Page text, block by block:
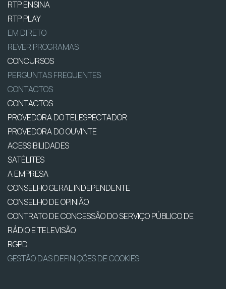
RTP ENSINA
RTP PLAY
EM DIRETO
REVER PROGRAMAS
CONCURSOS
PERGUNTAS FREQUENTES
CONTACTOS
CONTACTOS
PROVEDORA DO TELESPECTADOR
PROVEDORA DO OUVINTE
ACESSIBILIDADES
SATÉLITES
A EMPRESA
CONSELHO GERAL INDEPENDENTE
CONSELHO DE OPINIÃO
CONTRATO DE CONCESSÃO DO SERVIÇO PÚBLICO DE
RÁDIO E TELEVISÃO
RGPD
GESTÃO DAS DEFINIÇÕES DE COOKIES